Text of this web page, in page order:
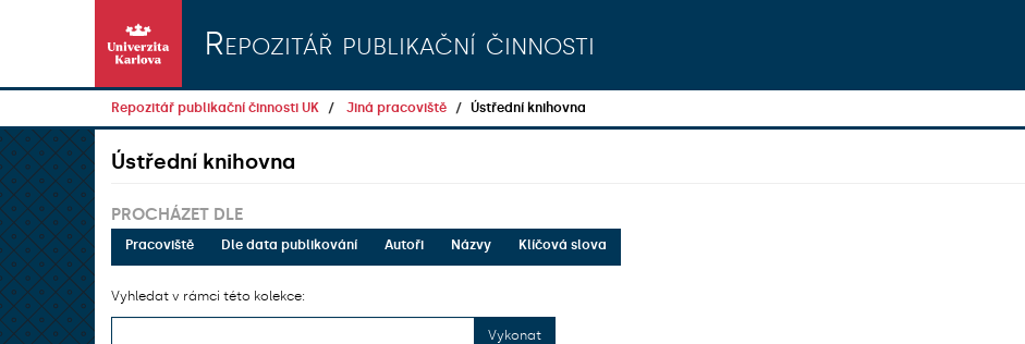
Repozitář publikační činnosti
Repozitář publikační činnosti UK Jiná pracoviště Ústřední knihovna
Ústřední knihovna
PROCHÁZET DLE
Pracoviště Dle data publikování Autoři Názvy Klíčová slova
Vyhledat v rámci této kolekce:
Vykonat